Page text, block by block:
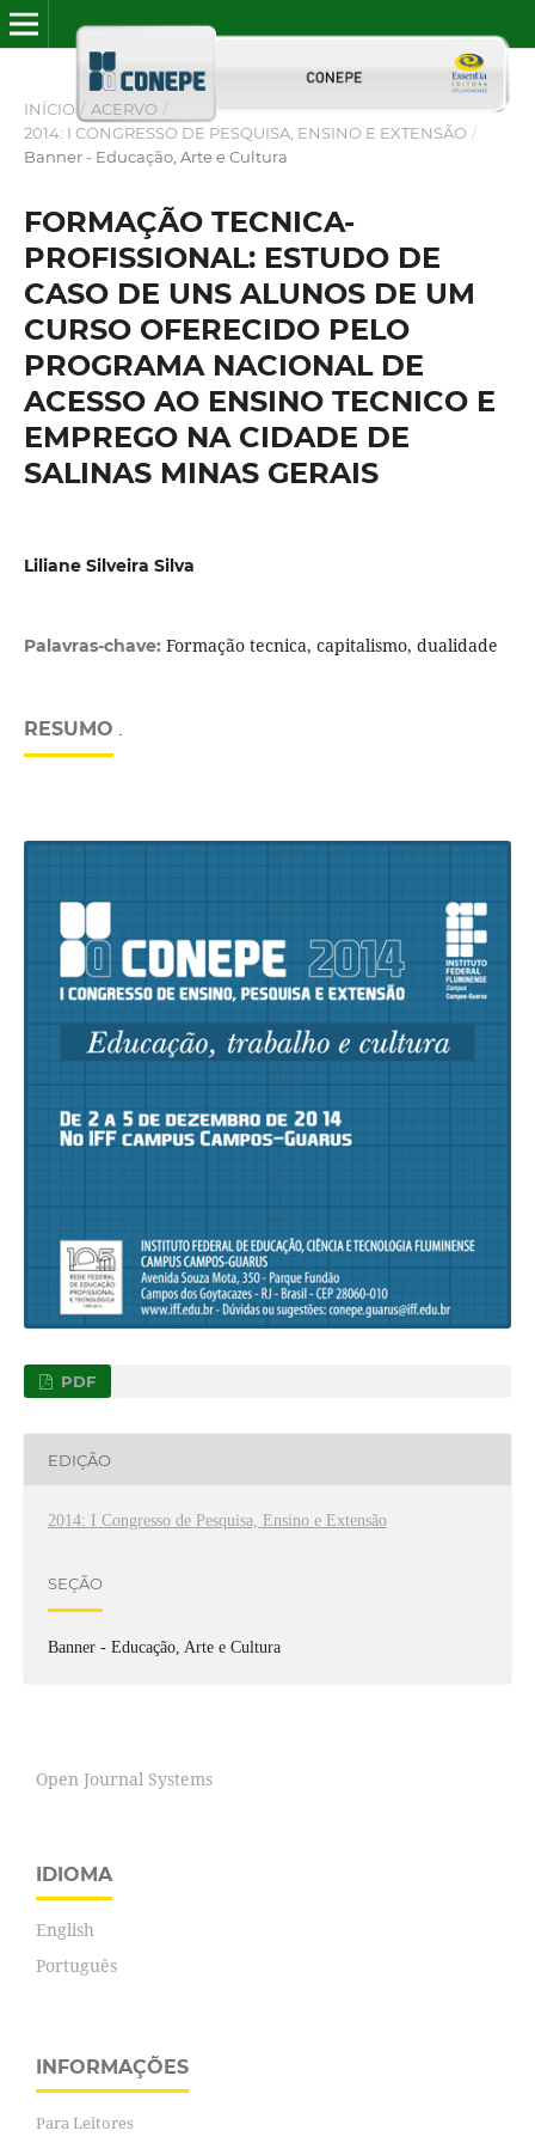
INÍCIO / ACERVO /
2014: I CONGRESSO DE PESQUISA, ENSINO E EXTENSÃO /
Banner - Educação, Arte e Cultura
FORMAÇÃO TECNICA-
PROFISSIONAL: ESTUDO DE
CASO DE UNS ALUNOS DE UM
CURSO OFERECIDO PELO
PROGRAMA NACIONAL DE
ACESSO AO ENSINO TECNICO E
EMPREGO NA CIDADE DE
SALINAS MINAS GERAIS
Liliane Silveira Silva
Palavras-chave: Formação tecnica, capitalismo, dualidade
RESUMO .
PDF
EDIÇÃO
2014: I Congresso de Pesquisa, Ensino e Extensão
SEÇÃO
Banner - Educação, Arte e Cultura
Open Journal Systems
IDIOMA
English
Português
INFORMAÇÕES
Para Leitores